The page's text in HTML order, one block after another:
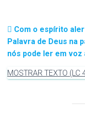
Com o espírito
Palavra de Deus na
nós pode ler em voz
MOSTRAR TEXTO (LC